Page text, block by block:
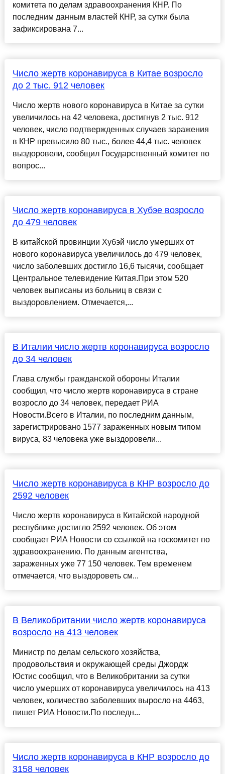
комитета по делам здравоохранения КНР. По
последним данным властей КНР, за сутки была
зафиксирована 7...
Число жертв коронавируса в Китае возросло
до 2 тыс. 912 человек
Число жертв нового коронавируса в Китае за сутки
увеличилось на 42 человека, достигнув 2 тыс. 912
человек, число подтвержденных случаев заражения
в КНР превысило 80 тыс., более 44,4 тыс. человек
выздоровели, сообщил Государственный комитет по
вопрос...
Число жертв коронавируса в Хубэе возросло
до 479 человек
В китайской провинции Хубэй число умерших от
нового коронавируса увеличилось до 479 человек,
число заболевших достигло 16,6 тысячи, сообщает
Центральное телевидение Китая.При этом 520
человек выписаны из больниц в связи с
выздоровлением. Отмечается,...
В Италии число жертв коронавируса возросло
до 34 человек
Глава службы гражданской обороны Италии
сообщил, что число жертв коронавируса в стране
возросло до 34 человек, передает РИА
Новости.Всего в Италии, по последним данным,
зарегистрировано 1577 зараженных новым типом
вируса, 83 человека уже выздоровели...
Число жертв коронавируса в КНР возросло до
2592 человек
Число жертв коронавируса в Китайской народной
республике достигло 2592 человек. Об этом
сообщает РИА Новости со ссылкой на госкомитет по
здравоохранению. По данным агентства,
зараженных уже 77 150 человек. Тем временем
отмечается, что выздороветь см...
В Великобритании число жертв коронавируса
возросло на 413 человек
Министр по делам сельского хозяйства,
продовольствия и окружающей среды Джордж
Юстис сообщил, что в Великобритании за сутки
число умерших от коронавируса увеличилось на 413
человек, количество заболевших выросло на 4463,
пишет РИА Новости.По последн...
Число жертв коронавируса в КНР возросло до
3158 человек